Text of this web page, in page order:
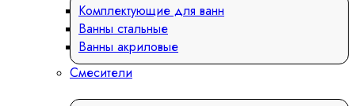
Комплектующие для ванн
Ванны стальные
Ванны акриловые
Смесители